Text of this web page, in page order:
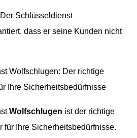
Schlüsseldienst
dass er seine Kunden nicht
Wolfschlugen: Der richtige
Ihre Sicherheitsbedürfnisse
Wolfschlugen ist der richtige
für Ihre Sicherheitsbedürfnisse.